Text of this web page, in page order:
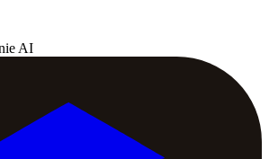
AI